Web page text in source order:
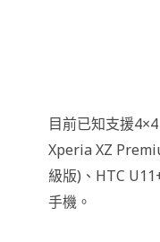
目前已知支援
Xperia XZ
級版)、HTC
手機。